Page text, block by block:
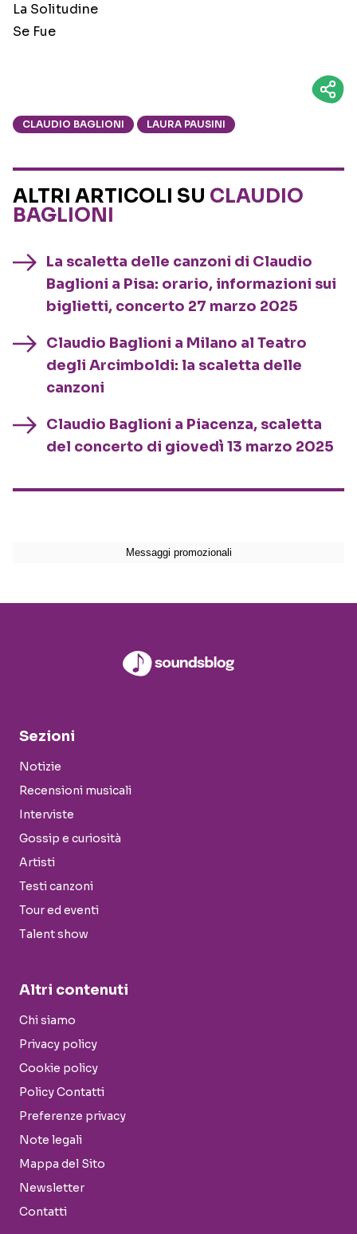
La Solitudine
Se Fue
CLAUDIO BAGLIONI LAURA PAUSINI
ALTRI ARTICOLI SU CLAUDIO
BAGLIONI
La scaletta delle canzoni di Claudio
Baglioni a Pisa: orario, informazioni sui
biglietti, concerto 27 marzo 2025
Claudio Baglioni a Milano al Teatro
degli Arcimboldi: la scaletta delle
canzoni
Claudio Baglioni a Piacenza, scaletta
del concerto di giovedì 13 marzo 2025
Sezioni
Notizie
Recensioni musicali
Interviste
Gossip e curiosità
Artisti
Testi canzoni
Tour ed eventi
Talent show
Altri contenuti
Chi siamo
Privacy policy
Cookie policy
Policy Contatti
Preferenze privacy
Note legali
Mappa del Sito
Newsletter
Contatti